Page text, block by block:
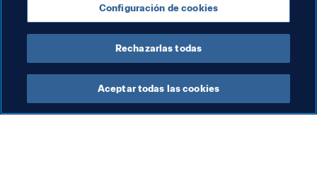
AFC
Configuración de cookies
Rechazarlas todas
Aceptar todas las cookies